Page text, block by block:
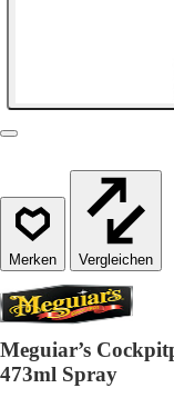
Vergleichen
Meguiar’s
473ml Spray